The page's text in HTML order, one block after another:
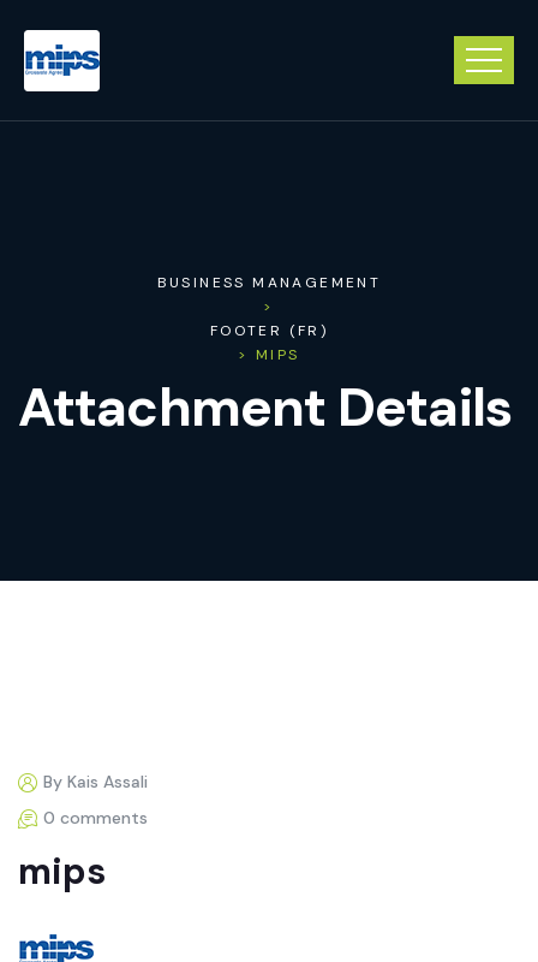
BUSINESS MANAGEMENT
>
FOOTER (FR)
> MIPS
Attachment Details
By Kais Assali
0 comments
mips